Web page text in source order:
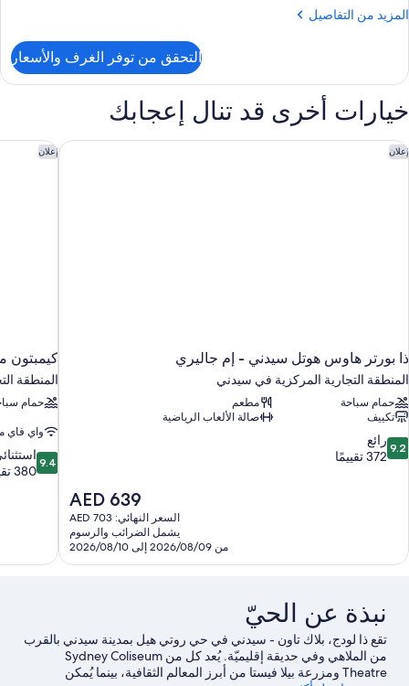
المزيد من التفاصيل
المزيد
غرفة
عائلية
التحقق من توفر الغرف والأسعار
خيارات أخرى قد تنال إعجابك
إعلان
ذا بورتر هاوس هوتل سيدني - إم جاليري
المنطقة التجارية المركزية في سيدني
حمام سباحة
مطعم
تكييف
صالة الألعاب الرياضية
9.2
من
9.2 رائع
372 تقييمًا
السعر
الحالي
هو
AED
639
AED 639
السعر النهائي: AED 703
يشمل الضرائب والرسوم
من 2026/08/09 إلى 2026/08/10
ذا بورتر هاوس هوتل سيدني - إم جاليري إعلان
كيمبتون
المنطقة
حمام
واي فاي
9.4
من
9.4
380 تقييمًا
كيمبتون
نبذة عن الحيّ
تقع ذا لودج، بلاك تاون - سيدني في حي روتي هيل بمدينة سيدني بالقرب
من الملاهي وفي حديقة إقليميّة. يُعد كل من Sydney Coliseum
Theatre ومزرعة بيلا فيستا من أبرز المعالم الثقافية، بينما يُمكن